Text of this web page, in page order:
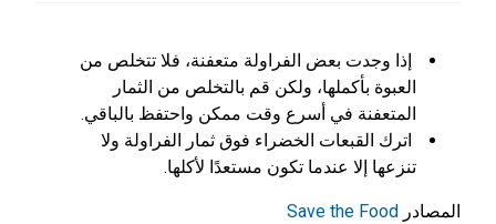
إذا وجدت بعض الفراولة متعفنة، فلا تتخلص من
العبوة بأكملها، ولكن قم بالتخلص من الثمار
المتعفنة في أسرع وقت ممكن واحتفظ بالباقي.
اترك القبعات الخضراء فوق ثمار الفراولة ولا
تنزعها إلا عندما تكون مستعدًا لأكلها.
المصادر Save the Food